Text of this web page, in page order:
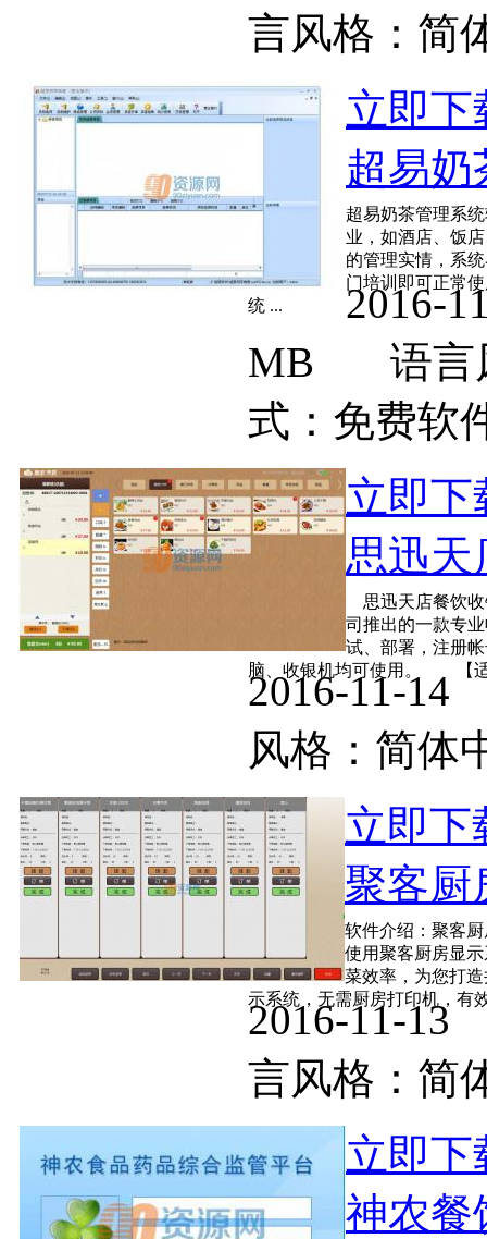
言风格：
立即下
超易奶
超易奶茶管理系
业，如酒店、饭
的管理实情，系
门培训即可正常
统 ...
MB
语
式：免费软
立即下
思迅天
思迅天店餐饮收
司推出的一款专
试、部署，注册
脑、收银机均可使用。 【
2016-11-
风格：简
立即下
聚客厨
软件介绍：聚客
使用聚客厨房显
菜效率，为您打
示系统，无需厨房打印机，有
2016-11-
言风格：
立即下
神农餐